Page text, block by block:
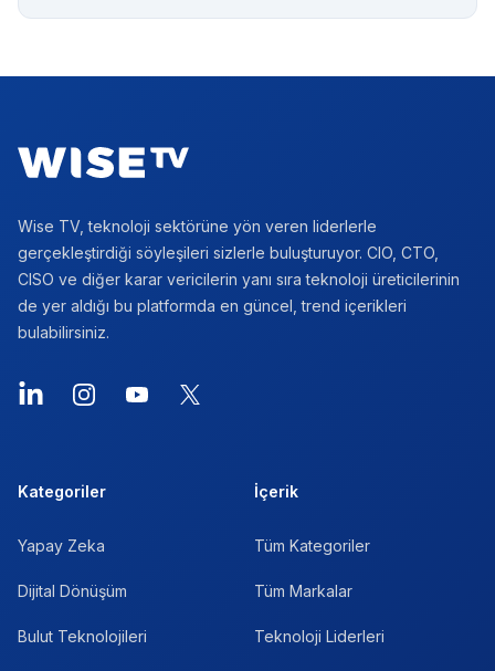
Wise TV, teknoloji sektörüne yön veren liderlerle
gerçekleştirdiği söyleşileri sizlerle buluşturuyor. CIO, CTO,
CISO ve diğer karar vericilerin yanı sıra teknoloji üreticilerinin
de yer aldığı bu platformda en güncel, trend içerikleri
bulabilirsiniz.
LinkedInInstagramYouTube
X
Kategoriler
Yapay Zeka
Dijital Dönüşüm
Bulut Teknolojileri
İçerik
Tüm Kategoriler
Tüm Markalar
Teknoloji Liderleri